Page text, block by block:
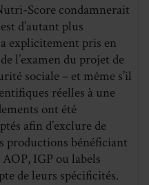
Score condamnerait
d’autant plus
explicitement pris en
l’examen du projet de
sociale – et même s’il
réelles à une
ont été
afin d’exclure de
productions bénéficiant
IGP ou labels
de leurs spécificités.